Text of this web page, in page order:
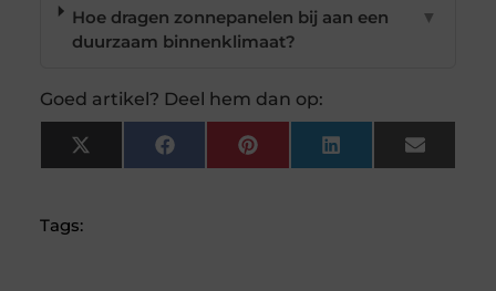
Hoe dragen zonnepanelen bij aan een
duurzaam binnenklimaat?
▼
Goed artikel? Deel hem dan op:
X
(Twitter)
FacebookPinterest LinkedIn Email
Tags: